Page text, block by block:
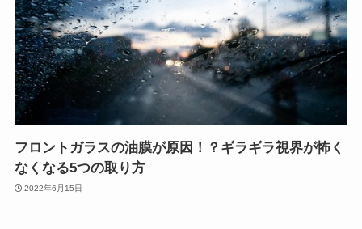
フロントガラスの油膜が原因！？ギラギラ視界が怖く
なくなる5つの取り方
2022年6月15日